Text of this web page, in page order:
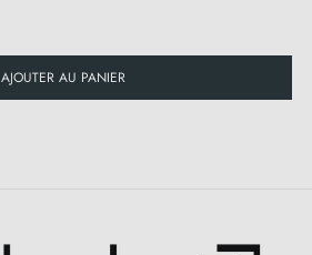
AJOUTER AU PANIER